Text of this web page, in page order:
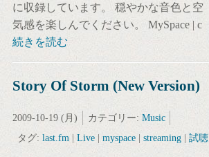
に収録しています。 穏やかな音色と空
気感を楽しんでください。 MySpace | c
続きを読む
Story Of Storm (New Version)
2009-10-19 (月) カテゴリー: Music
タグ: last.fm| Live| myspace| streaming| 試聴